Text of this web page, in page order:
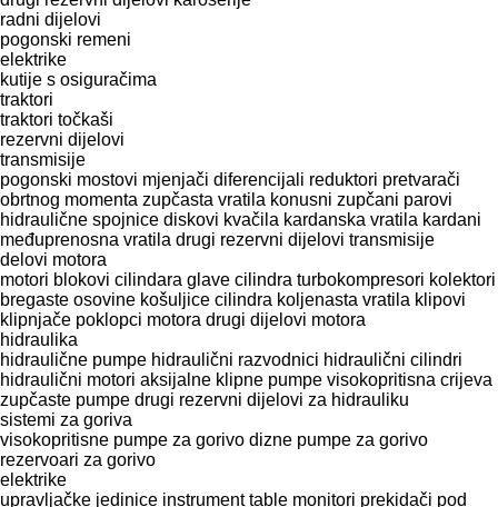
radni dijelovi
pogonski remeni
elektrike
kutije s osiguračima
traktori
traktori točkaši
rezervni dijelovi
transmisije
pogonski mostovi mjenjači diferencijali reduktori pretvarači
obrtnog momenta zupčasta vratila konusni zupčani parovi
hidraulične spojnice diskovi kvačila kardanska vratila kardani
međuprenosna vratila drugi rezervni dijelovi transmisije
delovi motora
motori blokovi cilindara glave cilindra turbokompresori kolektori
bregastе osovinе košuljice cilindra koljenasta vratila klipovi
klipnjače poklopci motora drugi dijelovi motora
hidraulika
hidraulične pumpe hidraulični razvodnici hidraulični cilindri
hidraulični motori aksijalne klipne pumpe visokopritisna crijeva
zupčaste pumpe drugi rezervni dijelovi za hidrauliku
sistemi za goriva
visokopritisne pumpe za gorivo dizne pumpe za gorivo
rezervoari za gorivo
elektrike
upravljačke jedinice instrument table monitori prekidači pod